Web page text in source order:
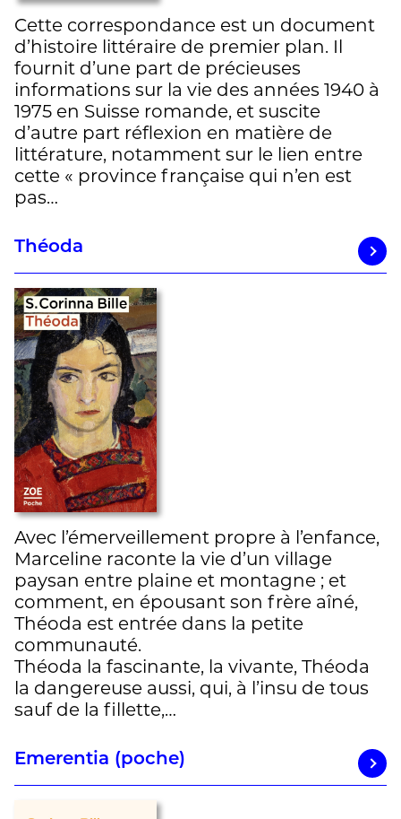
Cette correspondance est un document
d’histoire littéraire de premier plan. Il
fournit d’une part de précieuses
informations sur la vie des années 1940 à
1975 en Suisse romande, et suscite
d’autre part réflexion en matière de
littérature, notamment sur le lien entre
cette « province française qui n’en est
pas…
Théoda
Avec l’émerveillement propre à l’enfance,
Marceline raconte la vie d’un village
paysan entre plaine et montagne ; et
comment, en épousant son frère aîné,
Théoda est entrée dans la petite
communauté.
Théoda la fascinante, la vivante, Théoda
la dangereuse aussi, qui, à l’insu de tous
sauf de la fillette,…
Emerentia (poche)